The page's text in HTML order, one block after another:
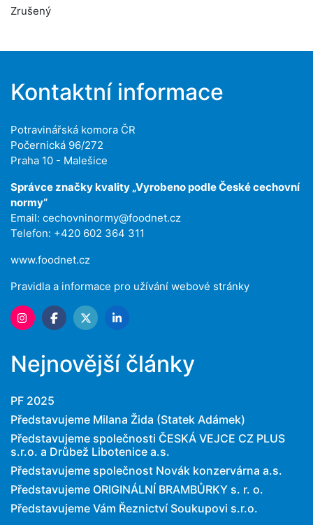
Zrušený
Kontaktní informace
Potravinářská komora ČR
Počernická 96/272
Praha 10 - Malešice
Správce značky kvality „Vyrobeno podle České cechovní
normy“
Email: cechovninormy@foodnet.cz
Telefon: +420 602 364 311
www.foodnet.cz
Pravidla a informace pro užívání webové stránky
Nejnovější články
PF 2025
Představujeme Milana Žida (Statek Adámek)
Představujeme společnosti ČESKÁ VEJCE CZ PLUS
s.r.o. a Drůbež Libotenice a.s.
Představujeme společnost Novák konzervárna a.s.
Představujeme ORIGINÁLNÍ BRAMBŮRKY s. r. o.
Představujeme Vám Řeznictví Soukupovi s.r.o.